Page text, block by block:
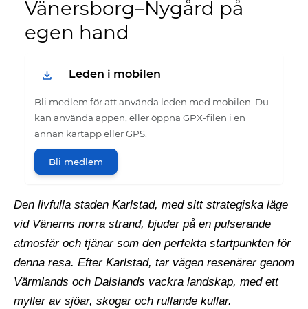
Vänersborg–Nygård på
egen hand
Leden i mobilen
Bli medlem för att använda leden med mobilen. Du
kan använda appen, eller öppna GPX-filen i en
annan kartapp eller GPS.
Bli medlem
Den livfulla staden Karlstad, med sitt strategiska läge
vid Vänerns norra strand, bjuder på en pulserande
atmosfär och tjänar som den perfekta startpunkten för
denna resa. Efter Karlstad, tar vägen resenärer genom
Värmlands och Dalslands vackra landskap, med ett
myller av sjöar, skogar och rullande kullar.